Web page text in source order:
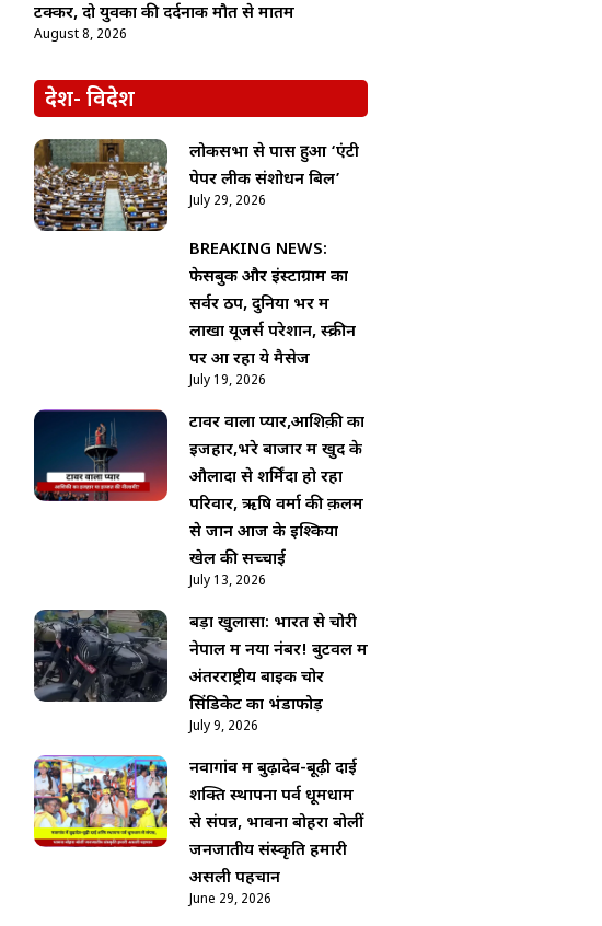
टक्कर, दो युवकों की दर्दनाक मौत से मातम
August 8, 2026
देश- विदेश
लोकसभा से पास हुआ ‘एंटी
पेपर लीक संशोधन बिल’
July 29, 2026
BREAKING NEWS:
फेसबुक और इंस्टाग्राम का
सर्वर ठप, दुनिया भर में
लाखों यूजर्स परेशान, स्क्रीन
पर आ रहा ये मैसेज
July 19, 2026
टावर वाला प्यार,आशिक़ी का
इजहार,भरे बाजार में खुद के
औलादों से शर्मिंदा हो रहा
परिवार, ऋषि वर्मा की क़लम
से जानें आज के इश्किया
खेल की सच्चाई
July 13, 2026
बड़ा खुलासा: भारत से चोरी
नेपाल में नया नंबर! बुटवल में
अंतरराष्ट्रीय बाइक चोर
सिंडिकेट का भंडाफोड़
July 9, 2026
नवागांव में बुढ़ादेव-बूढ़ी दाई
शक्ति स्थापना पर्व धूमधाम
से संपन्न, भावना बोहरा बोलीं
जनजातीय संस्कृति हमारी
असली पहचान
June 29, 2026